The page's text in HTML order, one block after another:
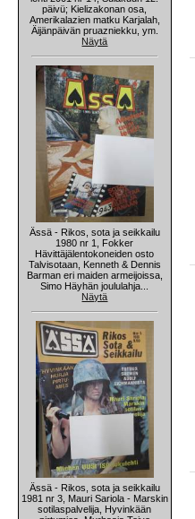
päivü; Kielizakonan osa,
Amerikalazien matku Karjalah,
Äijänpäivän pruazniekku, ym.
Näytä
Ässä - Rikos, sota ja seikkailu
1980 nr 1, Fokker
Hävittäjälentokoneiden osto
Talvisotaan, Kenneth & Dennis
Barman eri maiden armeijoissa,
Simo Häyhän joululahja...
Näytä
Ässä - Rikos, sota ja seikkailu
1981 nr 3, Mauri Sariola - Marskin
sotilaspalvelija, Hyvinkään